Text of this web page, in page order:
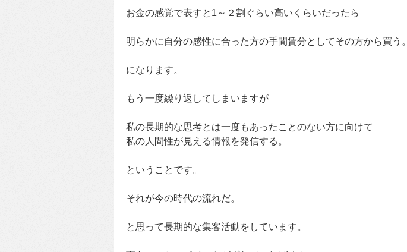
お金の感覚で表すと1～２割ぐらい高いくらいだったら
明らかに自分の感性に合った方の手間賃分としてその方から買う。
になります。
もう一度繰り返してしまいますが
私の長期的な思考とは一度もあったことのない方に向けて
私の人間性が見える情報を発信する。
ということです。
それが今の時代の流れだ。
と思って長期的な集客活動をしています。